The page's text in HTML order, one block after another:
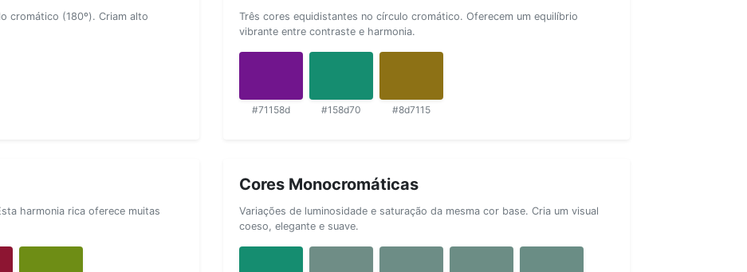
cromático (180º). Criam alto
Três cores equidistantes no círculo cromático. Oferecem um equilíbrio
vibrante entre contraste e harmonia.
#71158d #158d70 #8d7115
harmonia rica oferece muitas
Cores Monocromáticas
Variações de luminosidade e saturação da mesma cor base. Cria um visual
coeso, elegante e suave.